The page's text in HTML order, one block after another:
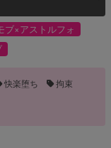
ブ×アストルフォ
快楽堕ち
拘束